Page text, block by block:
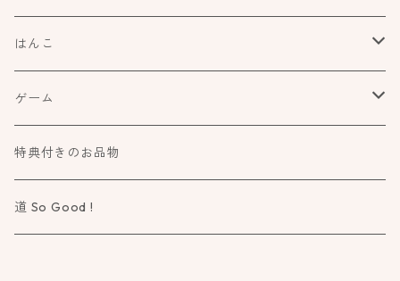
アートや絵本の世界
だれかの考えごと
詩歌と会う
物語に飛びこむ
kurofutago
ブローチ
ミラー
文具
はんこ
オスコラボ
カタチ×モヨウスタンプ
小さなカタチ×モヨウスタンプ
タカトモハンコ
ゲーム
Atelier Mimir
特典付きのお品物
道 So Good !